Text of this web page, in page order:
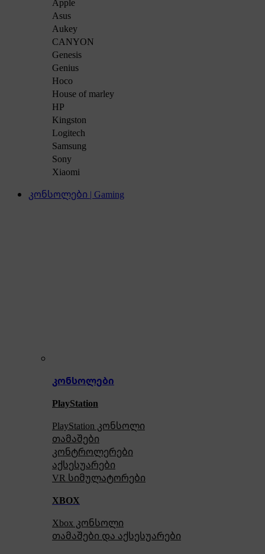
Asus
Aukey
CANYON
Genesis
Genius
Hoco
House of marley
HP
Kingston
Logitech
Samsung
Sony
Xiaomi
კონსოლები | Gaming
კონსოლები
PlayStation
PlayStation კონსოლი
თამაშები
კონტროლერები
აქსესუარები
VR სიმულატორები
XBOX
Xbox კონსოლი
თამაშები და აქსესუარები